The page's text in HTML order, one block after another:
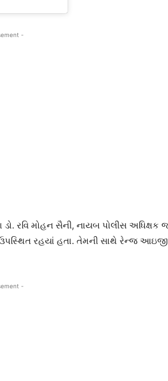
-
રવિ મોહન સૈની, નાયબ પોલીસ અધિક્ષક
રહયાં હતા. તેમની સાથે રેન્જ આઇજી
-